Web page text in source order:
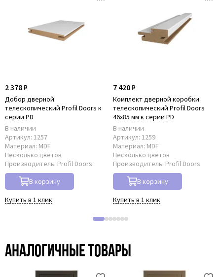
2 378 ₽
Добор дверной
телескопический Profil Doors к
серии PD
В наличии
Артикул: 1257
Материал: MDF
Несколько цветов
Производитель: Profil Doors
В корзину
Купить в 1 клик
7 420 ₽
Комплект дверной коробки
телескопический Profil Doors
46x85 мм к серии PD
В наличии
Артикул: 1259
Материал: MDF
Несколько цветов
Производитель: Profil Doors
В корзину
Купить в 1 клик
Аналогичные товары